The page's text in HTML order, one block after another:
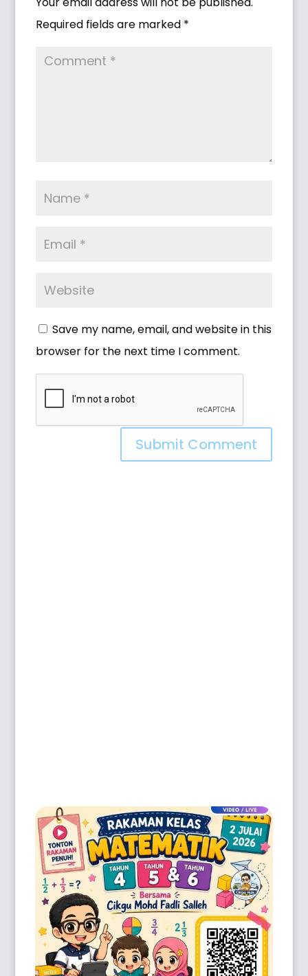
Required fields are marked *
Save my name, email, and website in this
browser for the next time I comment.
Submit Comment